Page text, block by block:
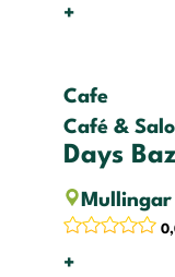
+
Cafe
Café &
Days
Mullingar
+